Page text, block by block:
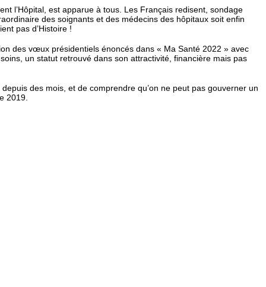
l’Hôpital, est apparue à tous. Les Français redisent, sondage
des soignants et des médecins des hôpitaux soit enfin
pas d’Histoire !
des vœux présidentiels énoncés dans « Ma Santé 2022 » avec
un statut retrouvé dans son attractivité, financière mais pas
des mois, et de comprendre qu’on ne peut pas gouverner un
2019.